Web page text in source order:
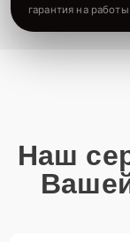
гарантия на работы
Наш